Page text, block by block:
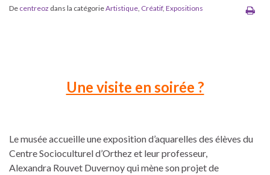
De centreoz dans la catégorieArtistique, Créatif, Expositions
Une visite en soirée ?
Le musée accueille une exposition d’aquarelles des élèves du
Centre Socioculturel d’Orthez et leur professeur,
Alexandra Rouvet Duvernoy qui mène son projet de